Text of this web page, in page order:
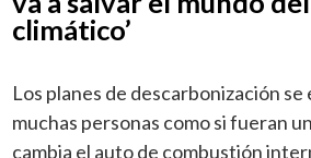
climático’
Los planes de descarbonización
muchas personas como si fueran
cambia el auto de combustión